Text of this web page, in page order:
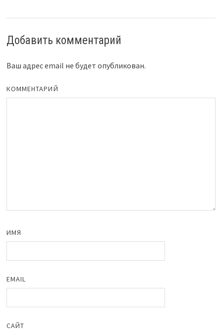
Добавить комментарий
Ваш адрес email не будет опубликован.
КОММЕНТАРИЙ
ИМЯ
EMAIL
САЙТ